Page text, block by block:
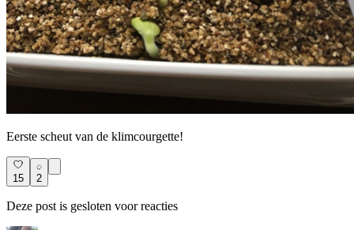
Eerste scheut van de klimcourgette!
15 2
Deze post is gesloten voor reacties